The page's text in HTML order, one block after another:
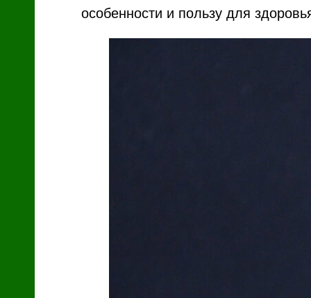
особенности и пользу для